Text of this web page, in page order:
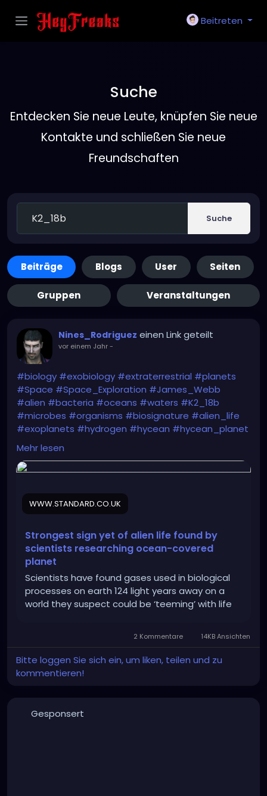
Beitreten
Suche
Entdecken Sie neue Leute, knüpfen Sie neue
Kontakte und schließen Sie neue
Freundschaften
Suche
Beiträge Blogs User Seiten
Gruppen Veranstaltungen
Nines_Rodriguez einen Link geteilt
vor einem Jahr-
#biology #exobiology #extraterrestrial #planets
#Space #Space_Exploration #James_Webb
#alien #bacteria #oceans #waters #K2_18b
#microbes #organisms #biosignature #alien_life
#exoplanets #hydrogen #hycean #hycean_planet
#biomarker
https://www.standard.co.uk/news/science/alien-
university-b1222935.html
Mehr lesen
WWW.STANDARD.CO.UK
Strongest sign yet of alien life found by
scientists researching ocean-covered
planet
Scientists have found gases used in biological
processes on earth 124 light years away on a
world they suspect could be ‘teeming’ with life
2 Kommentare 14KB Ansichten
Bitte loggen Sie sich ein, um liken, teilen und zu
kommentieren!
Gesponsert